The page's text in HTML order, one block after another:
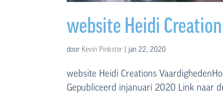
website Heidi
door Kevin Pinkster jan 22, 2020
website Heidi Creations
Gepubliceerd injanuari 2020 Link naar